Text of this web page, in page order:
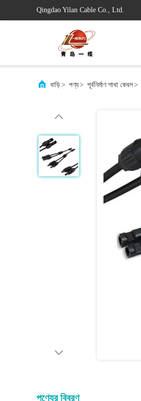
Qingdao Yilan Cable Co., Ltd.
বাড়ি> পণ্য> পূর্বনির্মাণ শাখা কেবল>
পণ্যের বিবরণ